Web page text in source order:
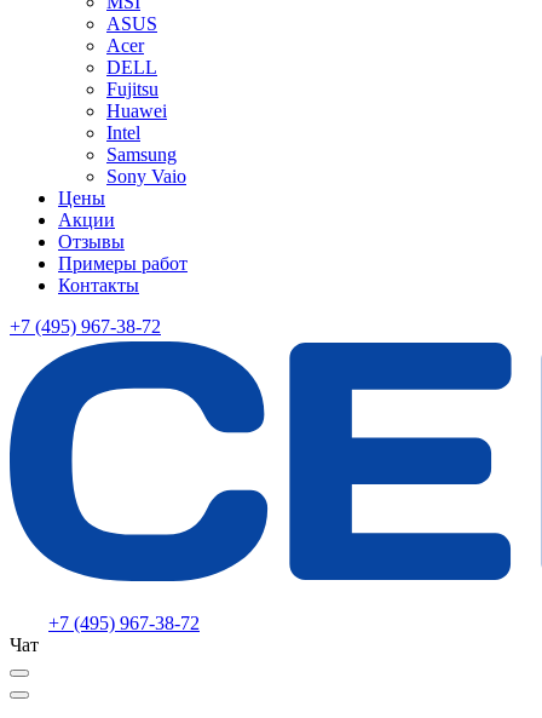
ASUS
Acer
DELL
Fujitsu
Huawei
Intel
Samsung
Sony Vaio
Цены
Акции
Отзывы
Примеры работ
Контакты
+7 (495) 967-38-72
+7 (495) 967-38-72
Чат